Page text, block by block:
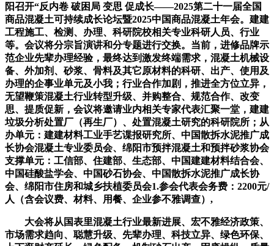
阳召开“反内卷 破困局 变思 促成长——2025第二十一届全国
商品混凝土可持续成长论坛暨2025中国商品混凝土年会。建建
工程施工、检测、办理、科研院校相关专业科研人员、行业
等。会议将分宗旨演讲和分专题进行交换。当前，进修品牌示
范企业先辈办理经验，最终达到激发终端需求，混凝土机械设
备、外加剂、砂浆、骨料及其它原材料的科研、出产、使用及
办理的企事业单元及小我；行业合作加剧，推进全方位立异，
无望鞭策混凝土行业转型升级、并购整合、规范合作、改变
思、提质促新，会议将邀请业内相关专家代表汇聚一堂，建建
垃圾分析处置厂（再生厂）、处置混凝土研究的科研院所；从
办单元：建建材料工业手艺谍报研究所、中国散拆水泥推广成
长协会混凝土专业委员会、绵阳市预拌混凝土和预拌砂浆协会
支撑单元：工信部、住建部、生态部、中国建建材料结合会、
中国硅酸盐学会、中国砂石协会、中国散拆水泥推广成长协
会、绵阳市住房和城乡扶植委员会1.参会代表会务费：2200元/
人（含会议费、材料、用餐、企业参不雅调查）,
大会将从国表里混凝土行业最新进展、宏不雅经济政策、
市场需求趋向、聪慧升级、先辈办理、科技立异、绿色环保、